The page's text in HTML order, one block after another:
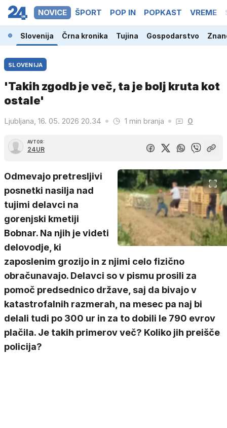
NOVICE ŠPORT POP IN POPKAST VREME
Slovenija Črna kronika Tujina Gospodarstvo
SLOVENIJA
'Takih zgodb je več, ta je bolj kruta kot
ostale'
Ljubljana, 16. 05. 2026 20.34 1 min branja 0
AVTOR:
24UR
Odmevajo pretresljivi
posnetki nasilja nad
tujimi delavci na
gorenjski kmetiji
Bobnar. Na njih je videti
delovodje, ki
zaposlenim grozijo in z njimi celo fizično
obračunavajo. Delavci so v pismu prosili za
pomoč predsednico države, saj da bivajo v
katastrofalnih razmerah, na mesec pa naj bi
delali tudi po 300 ur in za to dobili le 790 evrov
plačila. Je takih primerov več? Koliko jih preišče
policija?